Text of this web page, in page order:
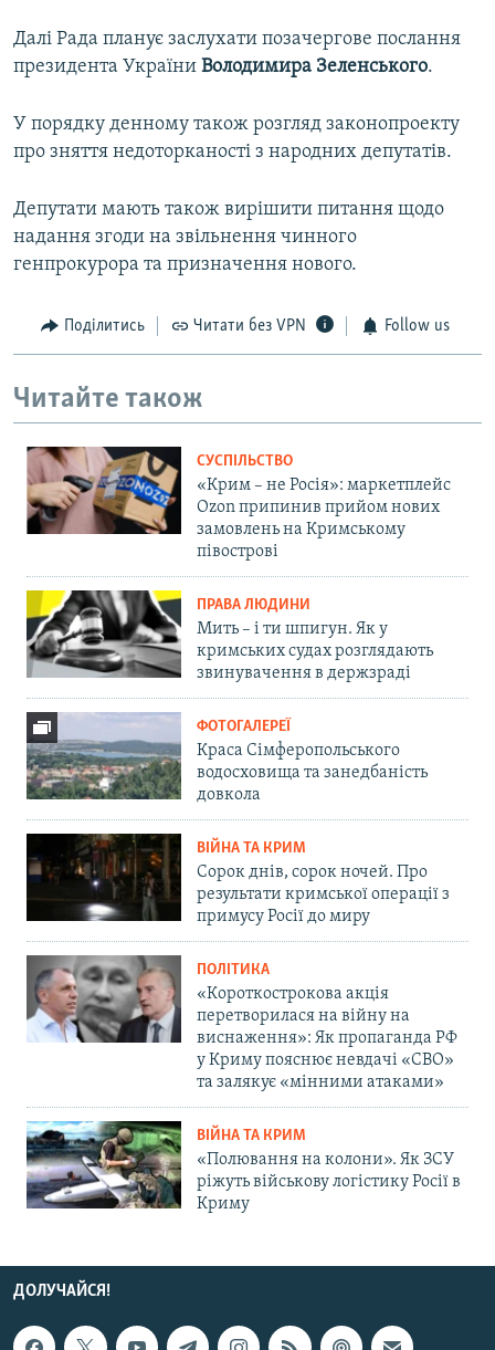
Далі Рада планує заслухати позачергове послання
президента України Володимира Зеленського.
У порядку денному також розгляд законопроекту
про зняття недоторканості з народних депутатів.
Депутати мають також вирішити питання щодо
надання згоди на звільнення чинного
генпрокурора та призначення нового.
Поділитись Читати без VPN Follow us
Читайте також
СУСПІЛЬСТВО
«Крим – не Росія»: маркетплейс
Ozon припинив прийом нових
замовлень на Кримському
півострові
ПРАВА ЛЮДИНИ
Мить – і ти шпигун. Як у
кримських судах розглядають
звинувачення в держзраді
ФОТОГАЛЕРЕЇ
Краса Сімферопольського
водосховища та занедбаність
довкола
ВІЙНА ТА КРИМ
Сорок днів, сорок ночей. Про
результати кримської операції з
примусу Росії до миру
ПОЛІТИКА
«Короткострокова акція
перетворилася на війну на
виснаження»: Як пропаганда РФ
у Криму пояснює невдачі «СВО»
та залякує «мінними атаками»
ВІЙНА ТА КРИМ
«Полювання на колони». Як ЗСУ
ріжуть військову логістику Росії в
Криму
ДОЛУЧАЙСЯ!